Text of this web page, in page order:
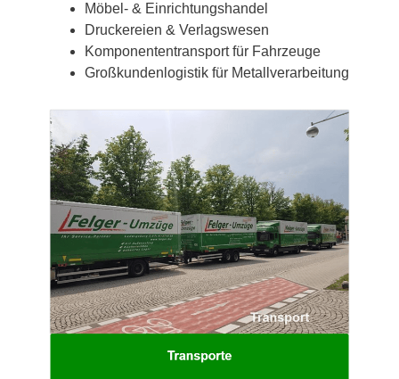
Möbel- & Einrichtungshandel
Druckereien & Verlagswesen
Komponententransport für Fahrzeuge
Großkundenlogistik für Metallverarbeitung